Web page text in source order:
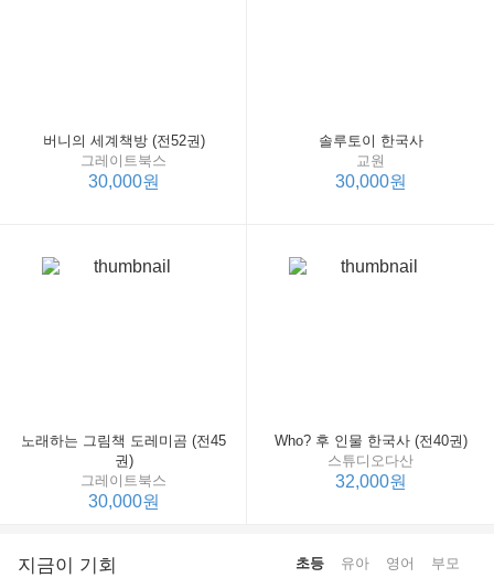
버니의 세계책방 (전52권)
그레이트북스
30,000원
솔루토이 한국사
교원
30,000원
노래하는 그림책 도레미곰 (전45
권)
그레이트북스
30,000원
Who? 후 인물 한국사 (전40권)
스튜디오다산
32,000원
지금이 기회 초등 유아 영어 부모